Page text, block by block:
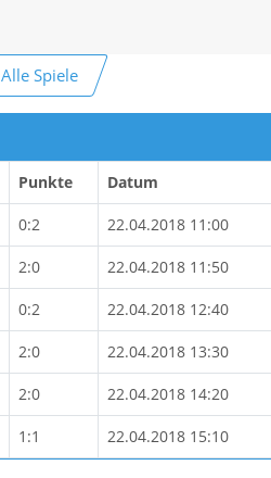
Alle Spiele
Punkte Datum
0:2 22.04.2018 11:00
2:0 22.04.2018 11:50
0:2 22.04.2018 12:40
2:0 22.04.2018 13:30
2:0 22.04.2018 14:20
1:1 22.04.2018 15:10